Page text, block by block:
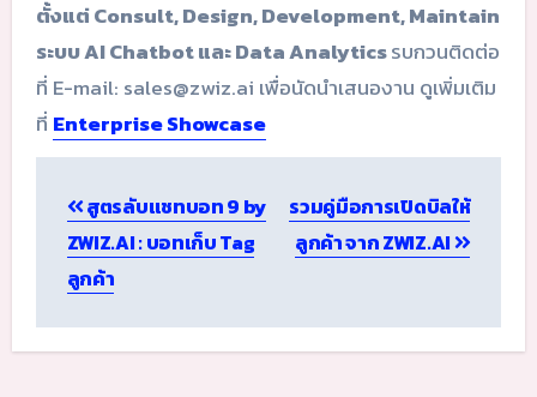
ตั้งแต่ Consult, Design, Development, Maintain
ระบบ AI Chatbot และ Data Analyticsรบกวนติดต่อ
ที่ E-mail: sales@zwiz.ai เพื่อนัดนำเสนองาน ดูเพิ่มเติม
ที่ Enterprise Showcase
navigation
สูตรลับแชทบอท 9 by
ZWIZ.AI : บอทเก็บ Tag
ลูกค้า
รวมคู่มือการเปิดบิลให้
ลูกค้า จาก ZWIZ.AI